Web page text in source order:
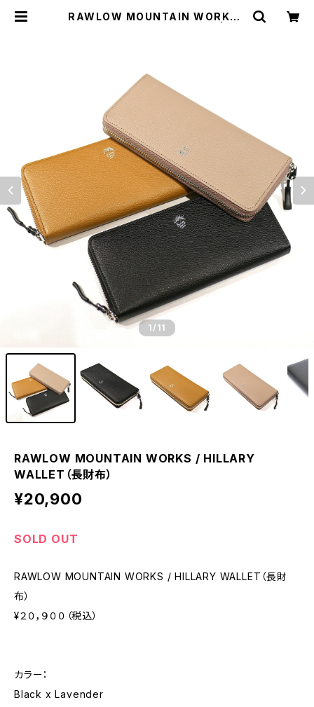
RAWLOW MOUNTAIN WORKS /
1/11
RAWLOW MOUNTAIN WORKS / HILLARY
WALLET（長財布）
¥20,900
SOLD OUT
RAWLOW MOUNTAIN WORKS / HILLARY WALLET（長財
布）
¥２０，９００（税込）
カラー：
Black x Lavender